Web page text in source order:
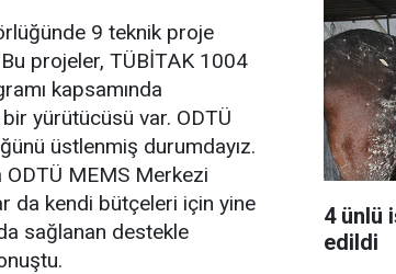
9 teknik proje
projeler, TÜBİTAK 1004
kapsamında
yürütücüsü var. ODTÜ
üstlenmiş durumdayız.
MEMS Merkezi
da kendi bütçeleri için yine
sağlanan destekle
4 ünlü
edildi